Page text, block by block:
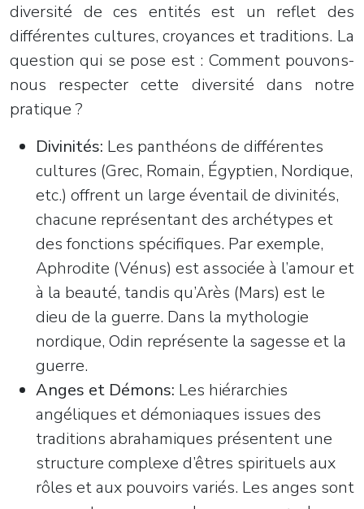
diversité de ces entités est un reflet des
différentes cultures, croyances et traditions. La
question qui se pose est : Comment pouvons-
nous respecter cette diversité dans notre
pratique ?
Divinités: Les panthéons de différentes
cultures (Grec, Romain, Égyptien, Nordique,
etc.) offrent un large éventail de divinités,
chacune représentant des archétypes et
des fonctions spécifiques. Par exemple,
Aphrodite (Vénus) est associée à l’amour et
à la beauté, tandis qu’Arès (Mars) est le
dieu de la guerre. Dans la mythologie
nordique, Odin représente la sagesse et la
guerre.
Anges et Démons: Les hiérarchies
angéliques et démoniaques issues des
traditions abrahamiques présentent une
structure complexe d’êtres spirituels aux
rôles et aux pouvoirs variés. Les anges sont